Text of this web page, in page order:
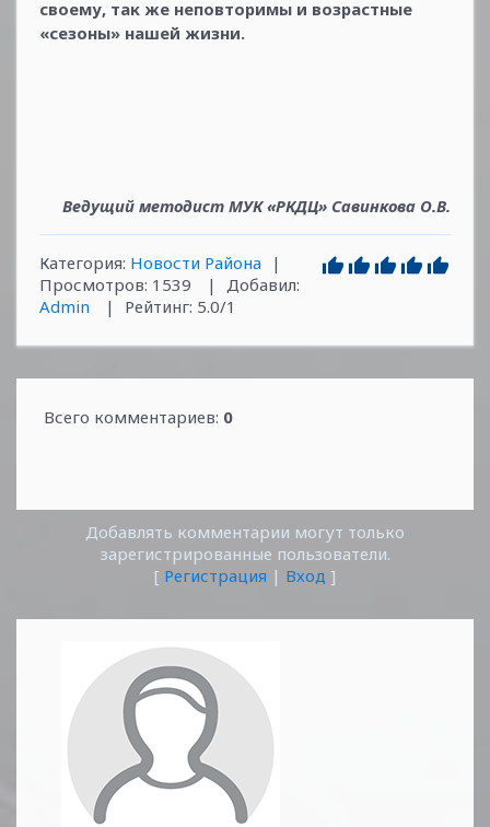
своему, так же неповторимы и возрастные
«сезоны» нашей жизни.
Ведущий методист МУК «РКДЦ» Савинкова О.В.
Категория: Новости Района
|
Просмотров: 1539 | Добавил:
Admin
| Рейтинг: 5.0/1
Всего комментариев: 0
Добавлять комментарии могут только
зарегистрированные пользователи.
[ Регистрация | Вход ]